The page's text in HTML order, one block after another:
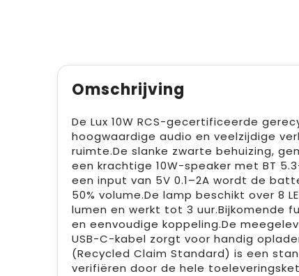
Omschrijving
De Lux 10W RCS-gecertificeerde
hoogwaardige audio en veelzijdige
ruimte.De slanke zwarte behuizing,
een krachtige 10W-speaker met BT
een input van 5V 0.1–2A wordt de
50% volume.De lamp beschikt over 8
lumen en werkt tot 3 uur.Bijkomende
en eenvoudige koppeling.De
USB-C-kabel zorgt voor handig
(Recycled Claim Standard) is een
verifiëren door de hele